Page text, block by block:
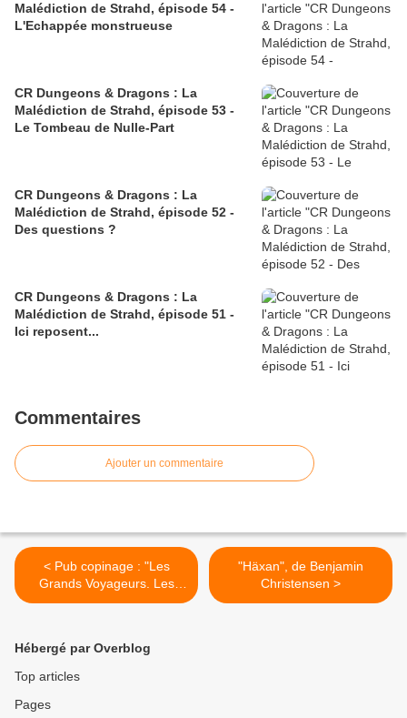
Malédiction de Strahd, épisode 54 -
L'Echappée monstrueuse
CR Dungeons & Dragons : La
Malédiction de Strahd, épisode 53 -
Le Tombeau de Nulle-Part
CR Dungeons & Dragons : La
Malédiction de Strahd, épisode 52 -
Des questions ?
CR Dungeons & Dragons : La
Malédiction de Strahd, épisode 51 -
Ici reposent...
Commentaires
Ajouter un commentaire
< Pub copinage : "Les
Grands Voyageurs. Les
plus grands textes de
Monod"
"Häxan", de Benjamin
Christensen >
Hébergé par Overblog
Top articles
Pages